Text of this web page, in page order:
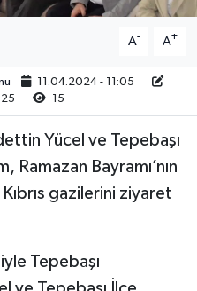
A- A+
11.04.2024 - 11:05
15
Yücel ve Tepebaşı
Ramazan Bayramı’nın
gazilerini ziyaret
Tepebaşı